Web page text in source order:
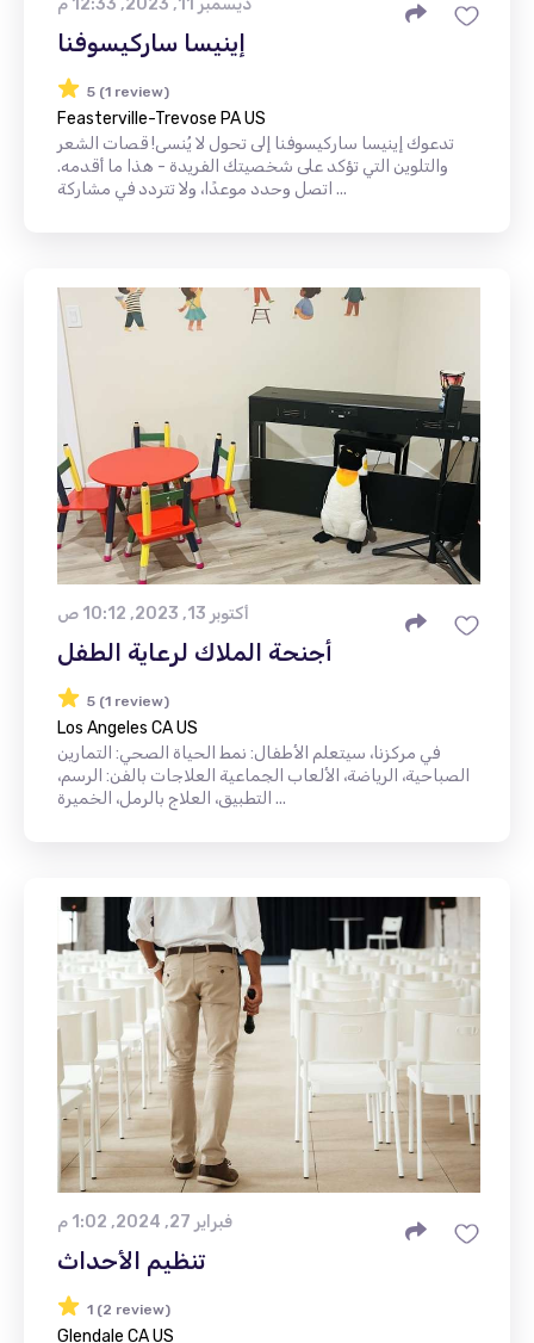
ديسمبر 11, 2023, 12:33 م
إينيسا ساركيسوفنا
5 (1 review)
Feasterville-Trevose PA US
تدعوك إينيسا ساركيسوفنا إلى تحول لا يُنسى! قصات الشعر
والتلوين التي تؤكد على شخصيتك الفريدة - هذا ما أقدمه.
اتصل وحدد موعدًا، ولا تتردد في مشاركة ...
أكتوبر 13, 2023, 10:12 ص
أجنحة الملاك لرعاية الطفل
5 (1 review)
Los Angeles CA US
في مركزنا، سيتعلم الأطفال: نمط الحياة الصحي: التمارين
الصباحية، الرياضة، الألعاب الجماعية العلاجات بالفن: الرسم،
التطبيق، العلاج بالرمل، الخميرة ...
فبراير 27, 2024, 1:02 م
تنظيم الأحداث
1 (2 review)
Glendale CA US